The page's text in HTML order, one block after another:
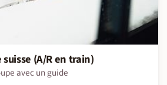
(A/R en train)
avec un guide